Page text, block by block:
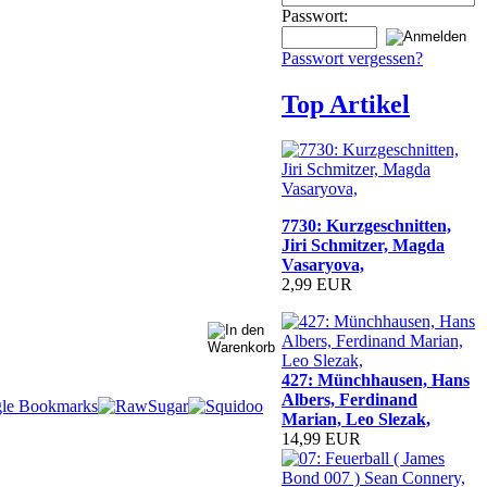
Passwort:
Passwort vergessen?
Top Artikel
7730: Kurzgeschnitten,
Jiri Schmitzer, Magda
Vasaryova,
2,99 EUR
427: Münchhausen, Hans
Albers, Ferdinand
Marian, Leo Slezak,
14,99 EUR